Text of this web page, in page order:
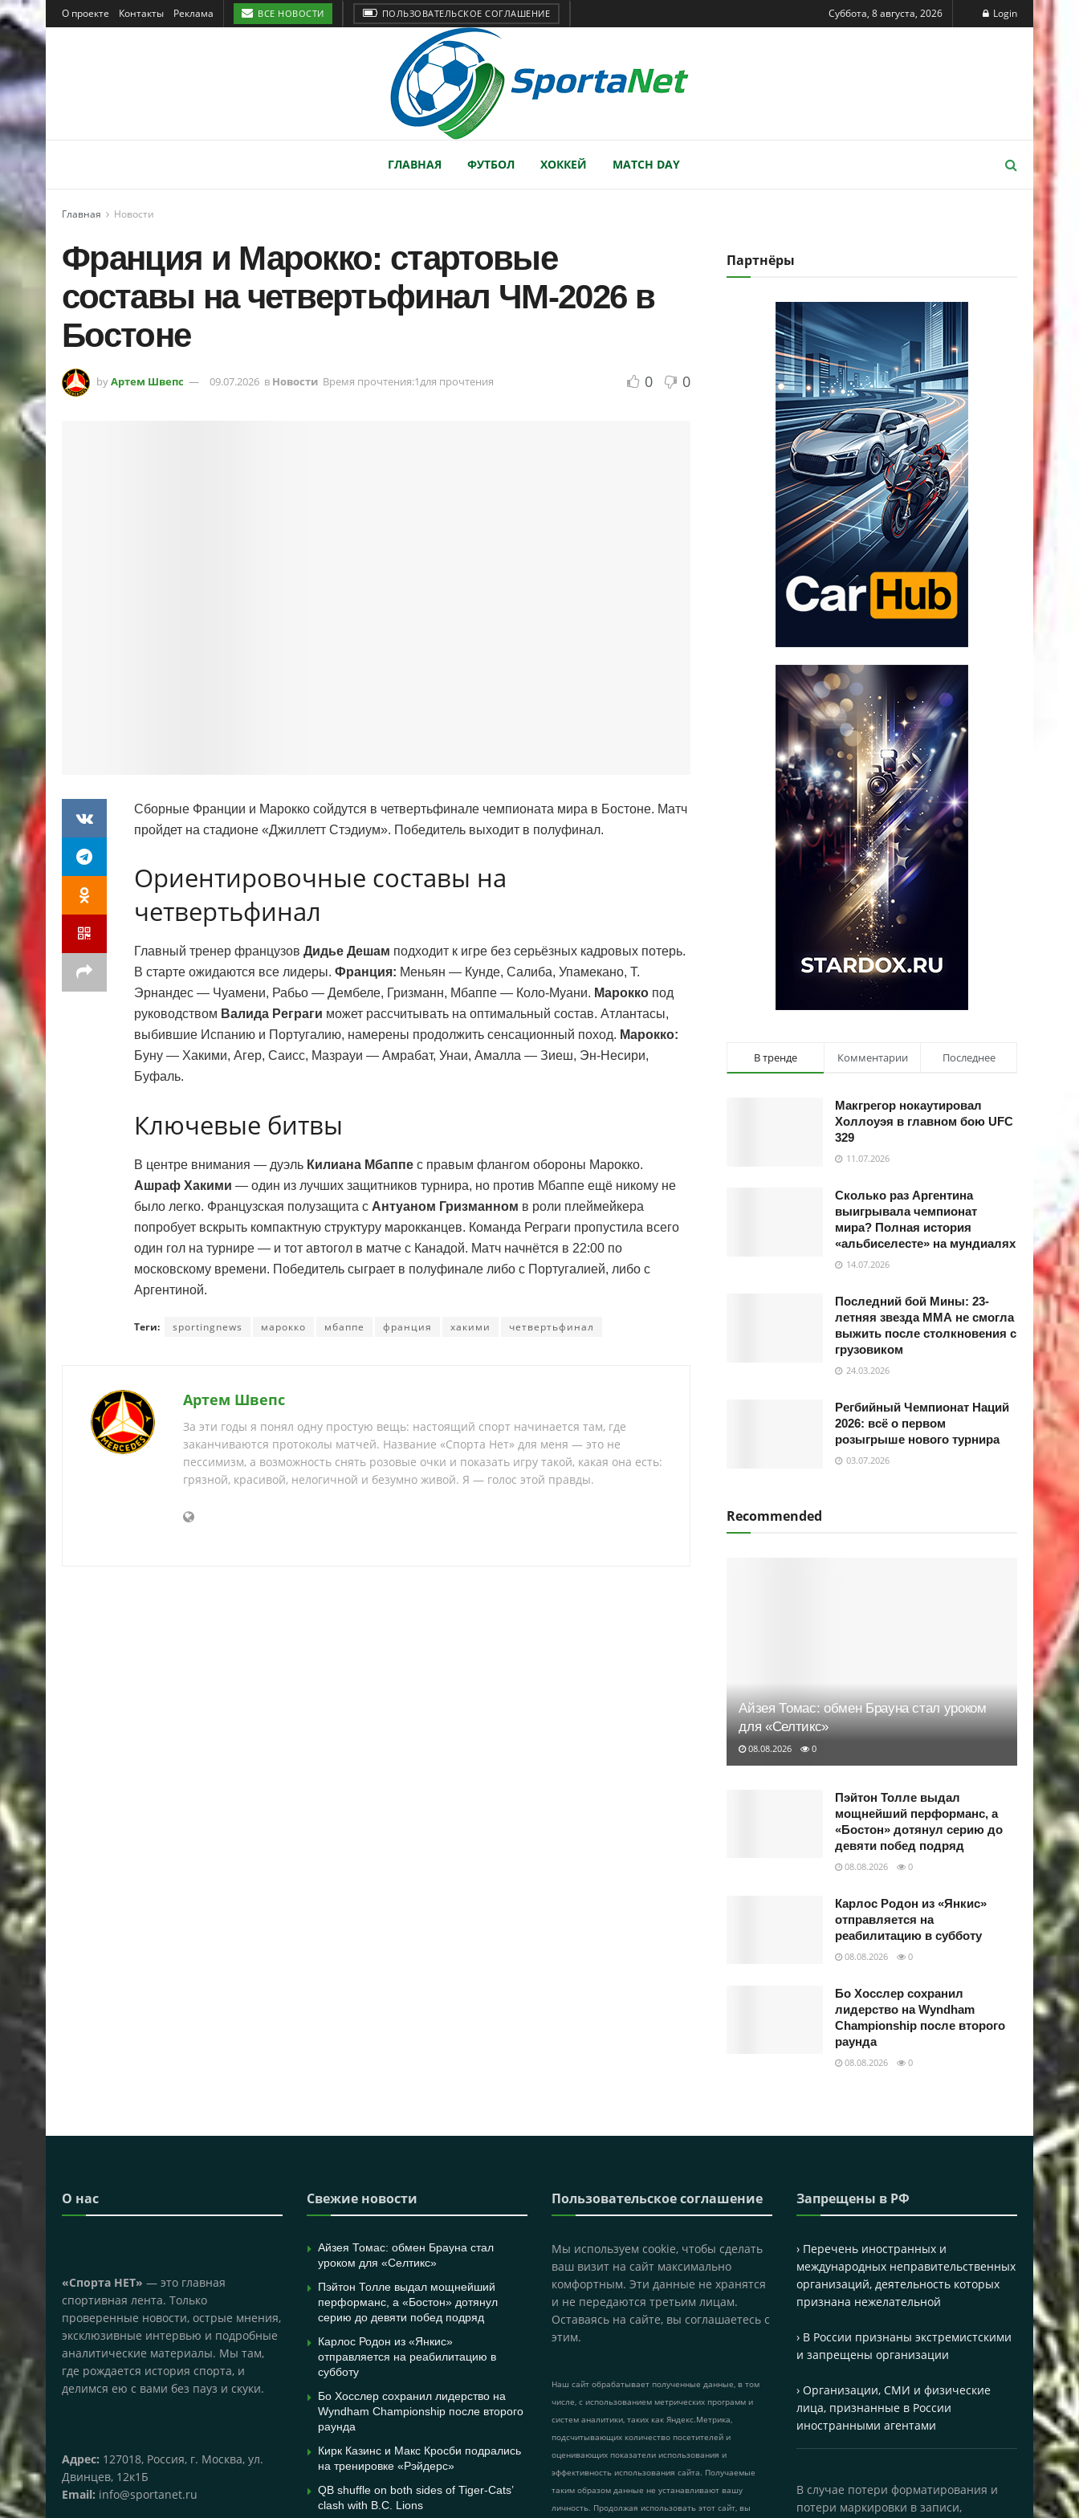
О проекте Контакты Реклама ВСЕ НОВОСТИ ПОЛЬЗОВАТЕЛЬСКОЕ СОГЛАШЕНИЕ Суббота, 8 августа, 2026 Login
ГЛАВНАЯ ФУТБОЛ ХОККЕЙ MATCH DAY
Главная Новости
Франция и Марокко: стартовые
составы на четвертьфинал ЧМ-2026 в
Бостоне
byАртем Швепс 09.07.2026 в Новости Время прочтения:1для прочтения 0 0
Сборные Франции и Марокко сойдутся в четвертьфинале чемпионата мира в Бостоне. Матч
пройдет на стадионе «Джиллетт Стэдиум». Победитель выходит в полуфинал.
Ориентировочные составы на
четвертьфинал
Главный тренер французов Дидье Дешам подходит к игре без серьёзных кадровых потерь.
В старте ожидаются все лидеры. Франция: Меньян — Кунде, Салиба, Упамекано, Т.
Эрнандес — Чуамени, Рабьо — Дембеле, Гризманн, Мбаппе — Коло-Муани. Марокко под
руководством Валида Реграги может рассчитывать на оптимальный состав. Атлантасы,
выбившие Испанию и Португалию, намерены продолжить сенсационный поход. Марокко:
Буну — Хакими, Агер, Саисс, Мазрауи — Амрабат, Унаи, Амалла — Зиеш, Эн-Несири,
Буфаль.
Ключевые битвы
В центре внимания — дуэль Килиана Мбаппе с правым флангом обороны Марокко.
Ашраф Хакими — один из лучших защитников турнира, но против Мбаппе ещё никому не
было легко. Французская полузащита с Антуаном Гризманном в роли плеймейкера
попробует вскрыть компактную структуру марокканцев. Команда Реграги пропустила всего
один гол на турнире — и тот автогол в матче с Канадой. Матч начнётся в 22:00 по
московскому времени. Победитель сыграет в полуфинале либо с Португалией, либо с
Аргентиной.
Теги: sportingnews марокко мбаппе франция хакими четвертьфинал
Артем Швепс
За эти годы я понял одну простую вещь: настоящий спорт начинается там, где
заканчиваются протоколы матчей. Название «Спорта Нет» для меня — это не
пессимизм, а возможность снять розовые очки и показать игру такой, какая она есть:
грязной, красивой, нелогичной и безумно живой. Я — голос этой правды.
Партнёры
В тренде Комментарии Последнее
Макгрегор нокаутировал
Холлоуэя в главном бою UFC
329
11.07.2026
Сколько раз Аргентина
выигрывала чемпионат
мира? Полная история
«альбиселесте» на мундиалях
14.07.2026
Последний бой Мины: 23-
летняя звезда ММА не смогла
выжить после столкновения с
грузовиком
24.03.2026
Регбийный Чемпионат Наций
2026: всё о первом
розыгрыше нового турнира
03.07.2026
Recommended
Айзея Томас: обмен Брауна стал уроком
для «Селтикс»
08.08.2026 0
Пэйтон Толле выдал
мощнейший перформанс, а
«Бостон» дотянул серию до
девяти побед подряд
08.08.2026 0
Карлос Родон из «Янкис»
отправляется на
реабилитацию в субботу
08.08.2026 0
Бо Хосслер сохранил
лидерство на Wyndham
Championship после второго
раунда
08.08.2026 0
О нас
«Спорта НЕТ» — это главная
спортивная лента. Только
проверенные новости, острые мнения,
эксклюзивные интервью и подробные
аналитические материалы. Мы там,
где рождается история спорта, и
делимся ею с вами без пауз и скуки.
Адрес: 127018, Россия, г. Москва, ул.
Двинцев, 12к1Б
Email: info@sportanet.ru
Свежие новости
Айзея Томас: обмен Брауна стал
уроком для «Селтикс»
Пэйтон Толле выдал мощнейший
перформанс, а «Бостон» дотянул
серию до девяти побед подряд
Карлос Родон из «Янкис»
отправляется на реабилитацию в
субботу
Бо Хосслер сохранил лидерство на
Wyndham Championship после второго
раунда
Кирк Казинс и Макс Кросби подрались
на тренировке «Рэйдерс»
QB shuffle on both sides of Tiger-Cats’
clash with B.C. Lions
Пользовательское соглашение
Мы используем cookie, чтобы сделать
ваш визит на сайт максимально
комфортным. Эти данные не хранятся
и не передаются третьим лицам.
Оставаясь на сайте, вы соглашаетесь с
этим.
Наш сайт обрабатывает полученные данные, в том
числе, с использованием метрических программ и
систем аналитики, таких как Яндекс.Метрика,
подсчитывающих количество посетителей и
оценивающих показатели использования и
эффективность использования сайта. Получаемые
таким образом данные не устанавливают вашу
личность. Продолжая использовать этот сайт, вы
Запрещены в РФ
› Перечень иностранных и
международных неправительственных
организаций, деятельность которых
признана нежелательной
› В России признаны экстремистскими
и запрещены организации
› Организации, СМИ и физические
лица, признанные в России
иностранными агентами
В случае потери форматирования и
потери маркировки в записи,